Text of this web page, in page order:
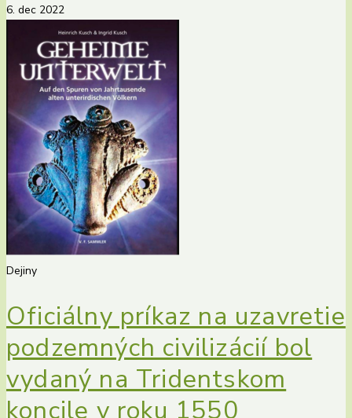
6. dec 2022
Dejiny
Oficiálny príkaz na uzavretie
podzemných civilizácií bol
vydaný na Tridentskom
koncile v roku 1550